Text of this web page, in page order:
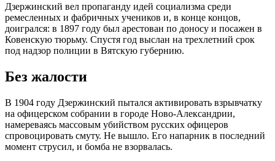
Дзержинский вел пропаганду идей социализма среди
ремесленных и фабричных учеников и, в конце концов,
доигрался: в 1897 году был арестован по доносу и посажен в
Ковенскую тюрьму. Спустя год выслан на трехлетний срок
под надзор полиции в Вятскую губернию.
Без жалости
В 1904 году Дзержинский пытался активировать взрывчатку
на офицерском собрании в городе Ново-Александрии,
намереваясь массовым убийством русских офицеров
спровоцировать смуту. Не вышло. Его напарник в последний
момент струсил, и бомба не взорвалась.